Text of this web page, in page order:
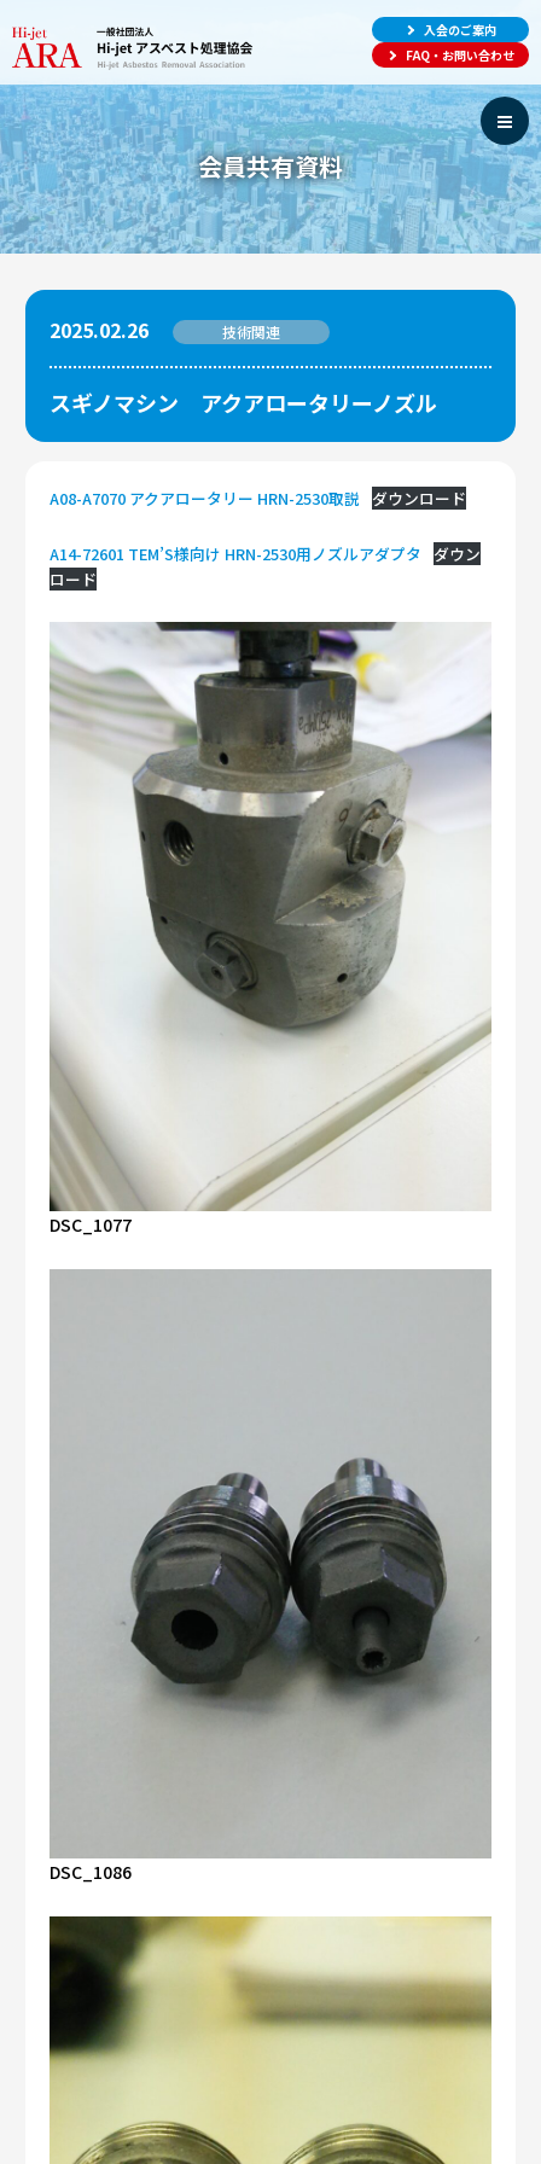
入会のご案内
FAQ・お問い合わせ
会員共有資料
2025.02.26 技術関連
スギノマシン アクアロータリーノズル
A08-A7070 アクアロータリー HRN-2530取説 ダウンロード
A14-72601 TEM’S様向け HRN-2530用ノズルアダプタ
ダウン
ロード
DSC_1077
DSC_1086